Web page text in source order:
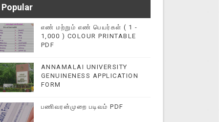
Popular
எண் மற்றும் எண் பெயர்கள் ( 1 -
1,000 ) COLOUR PRINTABLE
PDF
ANNAMALAI UNIVERSITY
GENUINENESS APPLICATION
FORM
பணிவரன்முறை படிவம் PDF